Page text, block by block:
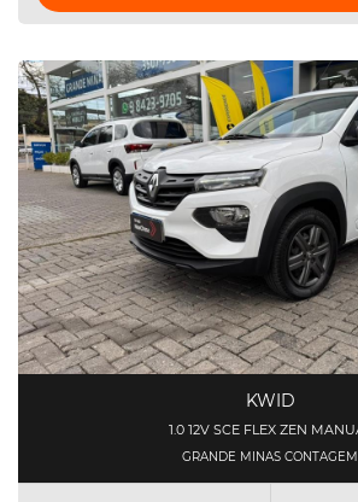
KWID
1.0 12V SCE FLEX ZEN
GRANDE MINAS CONTAGEM